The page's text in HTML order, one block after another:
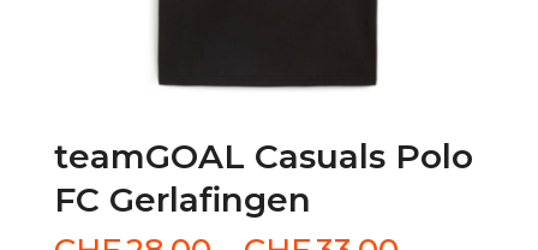
teamGOAL Casuals Polo
FC Gerlafingen